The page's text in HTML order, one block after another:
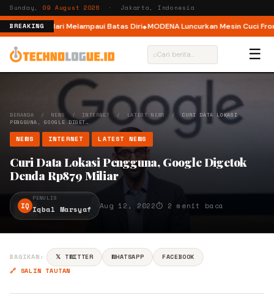
Sunday, 09 August 2026 · Jakarta, Indonesia
BREAKING
Ajak Pelari Melampaui Batas Diri MODENA Luncurkan Mesin Cuci
⌕ ☰
BERANDA / NEWS / INTERNET / LATEST NEWS /CURI DATA LOKASI
PENGGUNA, GOOGLE DIGET…
NEWS INTERNET LATEST NEWS
Curi Data Lokasi Pengguna, Google Digetok
Denda Rp879 Miliar
IQ
PENULIS
Iqbal Marsyaf Aug 12, 2022⏱ 2 menit baca
BAGIKAN: 𝕏 TWITTER WHATSAPP
FACEBOOK
🔗 SALIN TAUTAN